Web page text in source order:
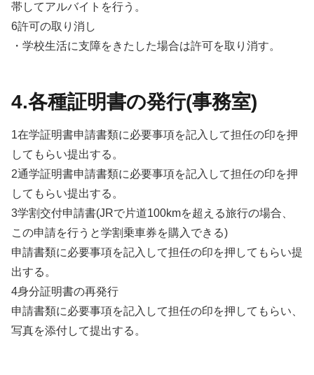
帯してアルバイトを行う。
6許可の取り消し
・学校生活に支障をきたした場合は許可を取り消す。
4.各種証明書の発行(事務室)
1在学証明書申請書類に必要事項を記入して担任の印を押
してもらい提出する。
2通学証明書申請書類に必要事項を記入して担任の印を押
してもらい提出する。
3学割交付申請書(JRで片道100kmを超える旅行の場合、
この申請を行うと学割乗車券を購入できる)
申請書類に必要事項を記入して担任の印を押してもらい提
出する。
4身分証明書の再発行
申請書類に必要事項を記入して担任の印を押してもらい、
写真を添付して提出する。